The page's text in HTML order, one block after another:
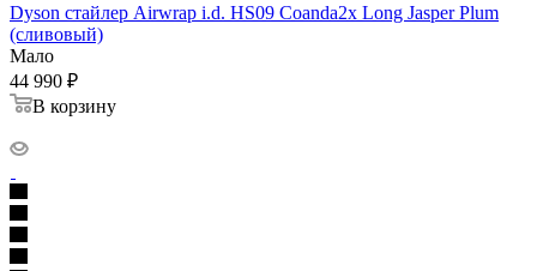
Dyson стайлер Airwrap i.d. HS09 Coanda2x Long Jasper Plum
(сливовый)
Мало
44 990 ₽
В корзину